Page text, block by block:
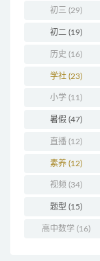
初三 (29)
初二 (19)
历史 (16)
学社(23)
小学(11)
暑假 (47)
直播(12)
素养(12)
视频 (34)
题型 (15)
高中数学(16)